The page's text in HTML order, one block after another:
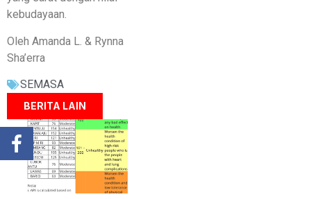
kebudayaan.
Oleh Amanda L. & Rynna
Sha’erra
SEMASA
BERITA LAIN